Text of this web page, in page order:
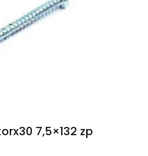
7,5×132 zp